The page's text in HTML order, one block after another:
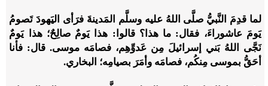
لما قدِمَ النَّبيُّ صلَّى اللهُ عليه وسلَّم المَدينةَ فرَأى اليَهودَ تَصومُ
يَومَ عاشوراءَ، فقال: ما هذا؟ قالوا: هذا يَومٌ صالِحٌ؛ هذا يَومٌ
نَجَّى اللهُ بَني إسرائيلَ مِن عَدوِّهِم، فصامَه موسى. قال: فأنا
أحَقُّ بموسى مِنكُم، فصامَه وأمَرَ بصيامِه؛ البخاري.